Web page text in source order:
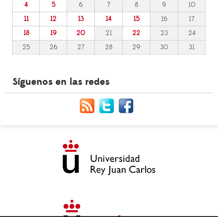
4
5 6 7 8 9
10
11
12 13 14 15 16
17
18
19 20 21 22 23
24
25
26 27 28 29 30 31
Síguenos en las redes